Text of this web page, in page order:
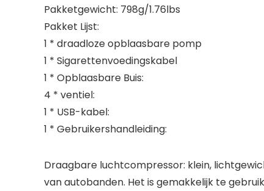
Pakketgewicht: 798g/1.76lbs
Pakket Lijst:
1 * draadloze opblaasbare pomp
1 * Sigarettenvoedingskabel
1 * Opblaasbare Buis:
4 * ventiel:
1 * USB-kabel:
1 * Gebruikershandleiding:
Draagbare luchtcompressor: klein,
van autobanden. Het is gemakkelijk te